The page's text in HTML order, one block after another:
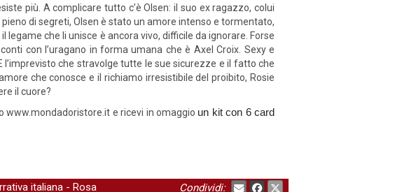
più. A complicare tutto c’è Olsen: il suo ex ragazzo, colui
di segreti, Olsen è stato un amore intenso e tormentato,
che li unisce è ancora vivo, difficile da ignorare. Forse
con l’uragano in forma umana che è Axel Croix. Sexy e
che stravolge tutte le sue sicurezze e il fatto che
che conosce e il richiamo irresistibile del proibito, Rosie
il cuore?
www.mondadoristore.it e ricevi in omaggio un kit con 6 card
italiana - Rosa Condividi: